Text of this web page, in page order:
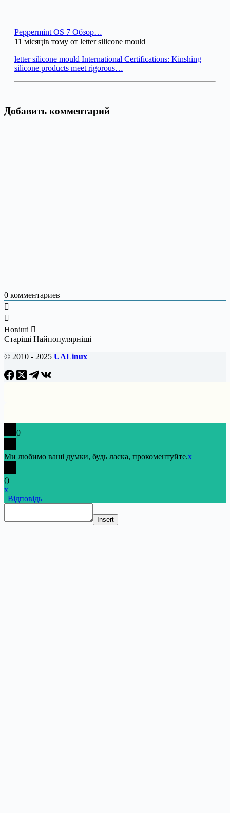
Peppermint OS 7 Обзор…
11 місяців тому от letter silicone mould
letter silicone mould International Certifications: Kinshing
silicone products meet rigorous…
Добавить комментарий
0 комментариев
Новіші
Старіші Найпопулярніші
© 2010 - 2025 UALinux
0
Ми любимо ваші думки, будь ласка, прокоментуйте.x
()
x
| Відповідь
Insert